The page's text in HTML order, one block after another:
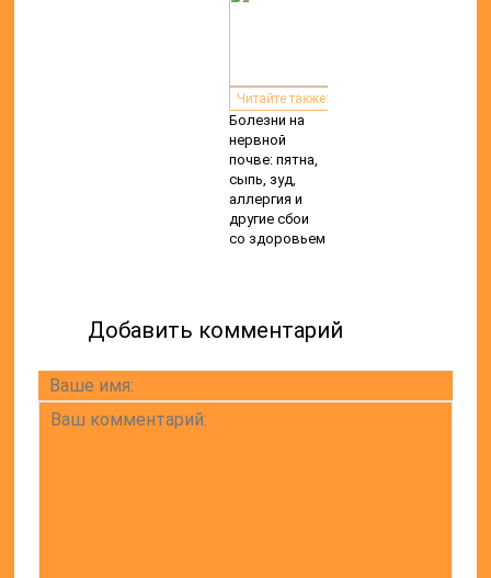
Читайте также:
Болезни на
нервной
почве: пятна,
сыпь, зуд,
аллергия и
другие сбои
со здоровьем
Добавить комментарий